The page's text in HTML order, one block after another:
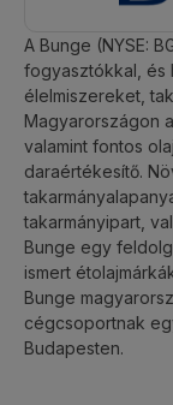
A Bunge (NYSE:
fogyasztókkal, és
élelmiszereket,
Magyarországon
valamint fontos
daraértékesítő.
takarmányipart,
Bunge egy
ismert
Bunge
cégcsoportnak
Budapesten.